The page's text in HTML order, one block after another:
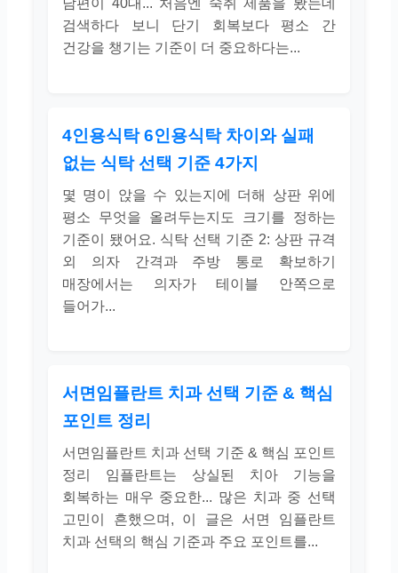
남편이 40대... 처음엔 숙취 제품을 봤는데
검색하다 보니 단기 회복보다 평소 간
건강을 챙기는 기준이 더 중요하다는...
4인용식탁 6인용식탁 차이와 실패
없는 식탁 선택 기준 4가지
몇 명이 앉을 수 있는지에 더해 상판 위에
평소 무엇을 올려두는지도 크기를 정하는
기준이 됐어요. 식탁 선택 기준 2: 상판 규격
외 의자 간격과 주방 통로 확보하기
매장에서는 의자가 테이블 안쪽으로
들어가...
서면임플란트 치과 선택 기준 & 핵심
포인트 정리
서면임플란트 치과 선택 기준 & 핵심 포인트
정리 임플란트는 상실된 치아 기능을
회복하는 매우 중요한... 많은 치과 중 선택
고민이 흔했으며, 이 글은 서면 임플란트
치과 선택의 핵심 기준과 주요 포인트를...